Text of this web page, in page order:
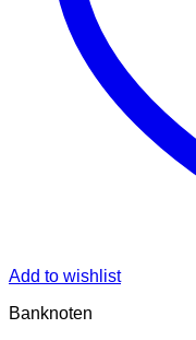
Add to wishlist
Banknoten